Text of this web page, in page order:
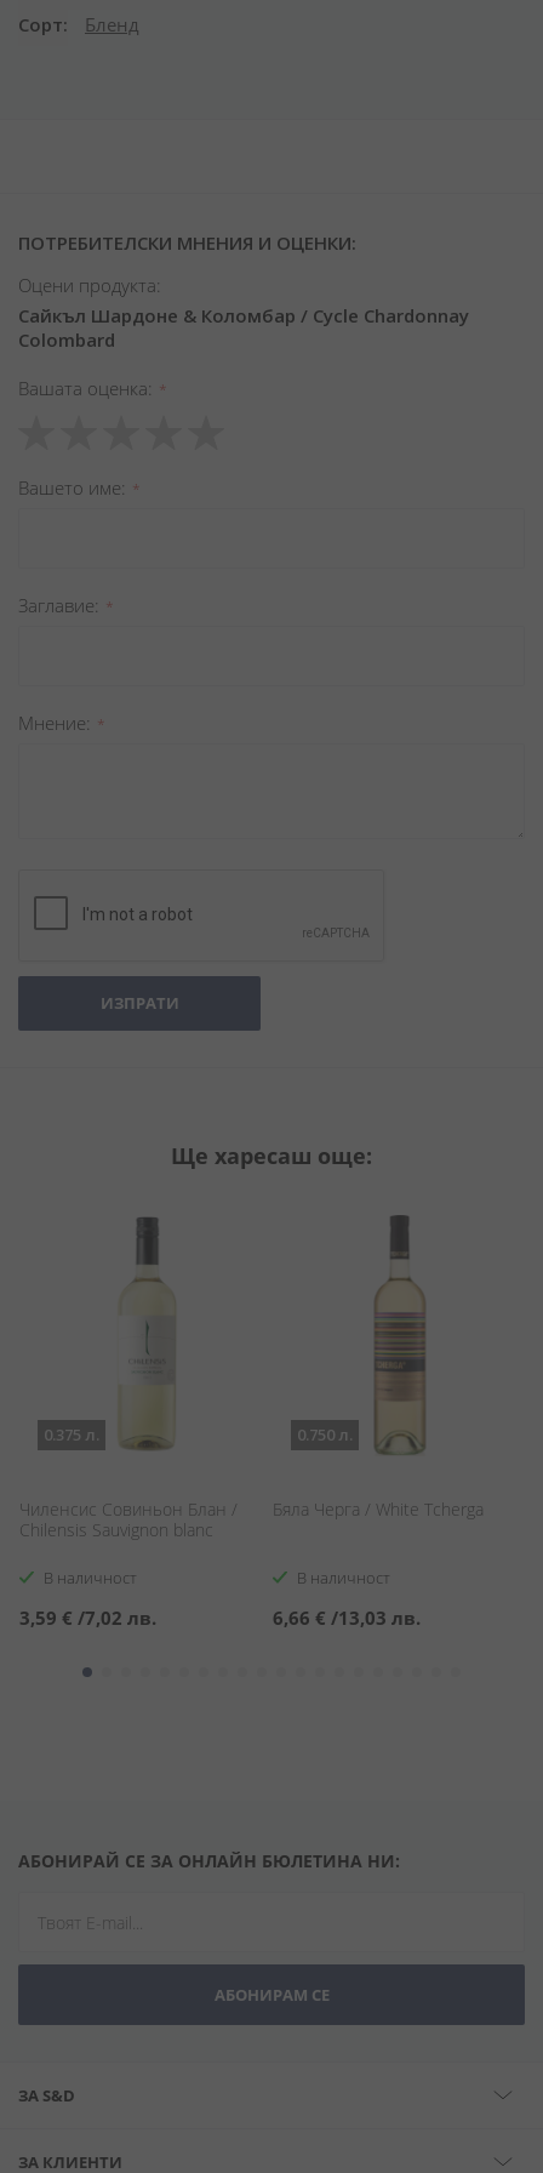
Сорт Бленд
ПОТРЕБИТЕЛСКИ МНЕНИЯ И ОЦЕНКИ:
Оцени продукта:
Сайкъл Шардоне & Коломбар / Cycle Chardonnay
Colombard
Вашата оценка
star
stars
stars
stars
stars
Вашето име
Заглавиe
Мнение
ИЗПРАТИ
Ще харесаш още:
0.375 л.
Чиленсис Совиньон Блан /
Chilensis Sauvignon blanc
В наличност
3,59 € /7,02 лв.
0.750 л.
Бяла Черга / White Tcherga
В наличност
6,66 € /13,03 лв.
АБОНИРАЙ СЕ ЗА ОНЛАЙН БЮЛЕТИНА НИ:
АБОНИРАМ СЕ
ЗА S&D
ЗА КЛИЕНТИ